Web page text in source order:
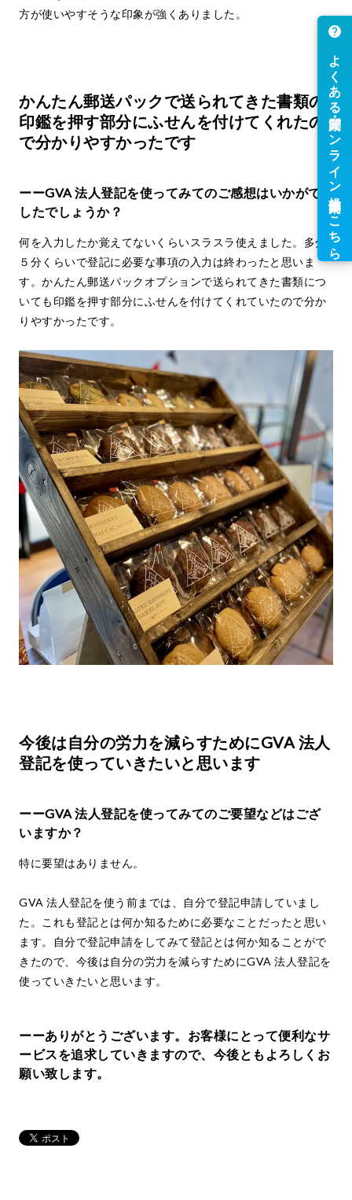
方が使いやすそうな印象が強くありました。
かんたん郵送パックで送られてきた書類の
印鑑を押す部分にふせんを付けてくれたの
で分かりやすかったです
ーーGVA 法人登記を使ってみてのご感想はいかがで
したでしょうか？
何を入力したか覚えてないくらいスラスラ使えました。多分
５分くらいで登記に必要な事項の入力は終わったと思いま
す。かんたん郵送パックオプションで送られてきた書類につ
いても印鑑を押す部分にふせんを付けてくれていたので分か
りやすかったです。
今後は自分の労力を減らすためにGVA 法人
登記を使っていきたいと思います
ーーGVA 法人登記を使ってみてのご要望などはござ
いますか？
特に要望はありません。
GVA 法人登記を使う前までは、自分で登記申請していまし
た。これも登記とは何か知るために必要なことだったと思い
ます。自分で登記申請をしてみて登記とは何か知ることがで
きたので、今後は自分の労力を減らすためにGVA 法人登記を
使っていきたいと思います。
ーーありがとうございます。お客様にとって便利なサ
ービスを追求していきますので、今後ともよろしくお
願い致します。